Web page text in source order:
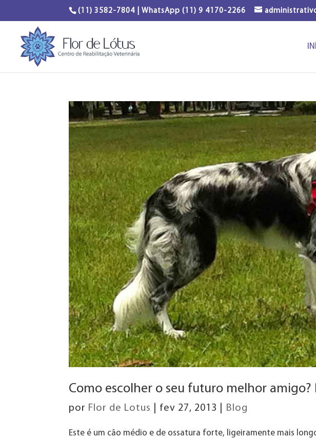
(11) 3582-7804 | WhatsApp (11) 9 4170-2266
Como escolher o seu futuro melhor amigo?
por Flor de Lotus fev 27, 2013 Blog
Este é um cão médio e de ossatura forte, ligeiramente mais